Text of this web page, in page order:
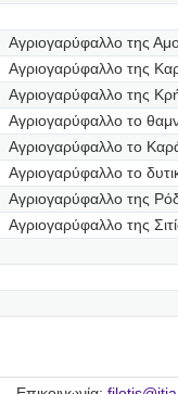
Αγριογαρύφαλλο της
Αγριογαρύφαλλο της
Αγριογαρύφαλλο της
Αγριογαρύφαλλο το
Αγριογαρύφαλλο το
Αγριογαρύφαλλο το
Αγριογαρύφαλλο της
Αγριογαρύφαλλο της